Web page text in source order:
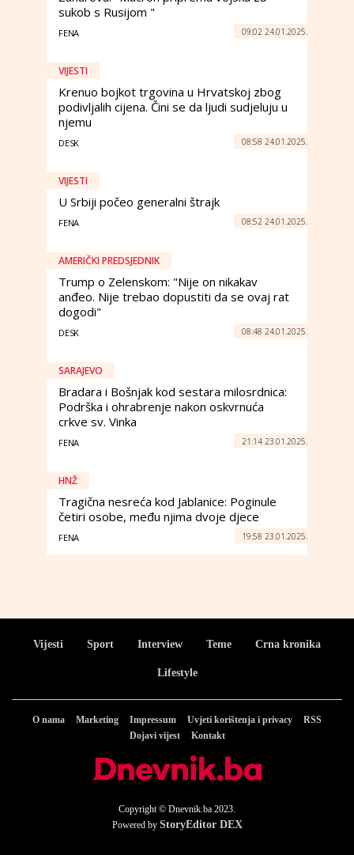
sukob s Rusijom "
FENA 09:02 24.01.2025.
VIJESTI
Krenuo bojkot trgovina u Hrvatskoj zbog
podivljalih cijena. Čini se da ljudi sudjeluju u
njemu
DESK 08:58 24.01.2025.
VIJESTI
U Srbiji počeo generalni štrajk
FENA 08:52 24.01.2025.
AMERIČKI PREDSJEDNIK
Trump o Zelenskom: "Nije on nikakav
anđeo. Nije trebao dopustiti da se ovaj rat
dogodi"
DESK 08:48 24.01.2025.
SARAJEVO
Bradara i Bošnjak kod sestara milosrdnica:
Podrška i ohrabrenje nakon oskvrnuća
crkve sv. Vinka
FENA 21:14 23.01.2025.
HNŽ
Tragična nesreća kod Jablanice: Poginule
četiri osobe, među njima dvoje djece
FENA 19:58 23.01.2025.
Vijesti Sport Interview Teme Crna kronika
Lifestyle
O nama Marketing Impressum Uvjeti korištenja i privacy
RSS
Dojavi vijest
Kontakt
Copyright © Dnevnik.ba 2023.
Powered by StoryEditor DEX